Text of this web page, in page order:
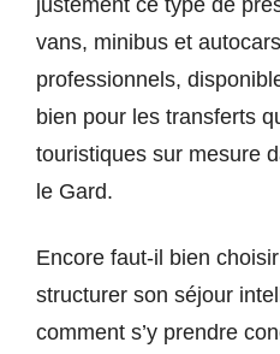
justement ce type de
vans, minibus et
professionnels,
bien pour les transferts
touristiques sur mesure
le Gard.
Encore faut-il bien
structurer son séjour
comment s’y prendre